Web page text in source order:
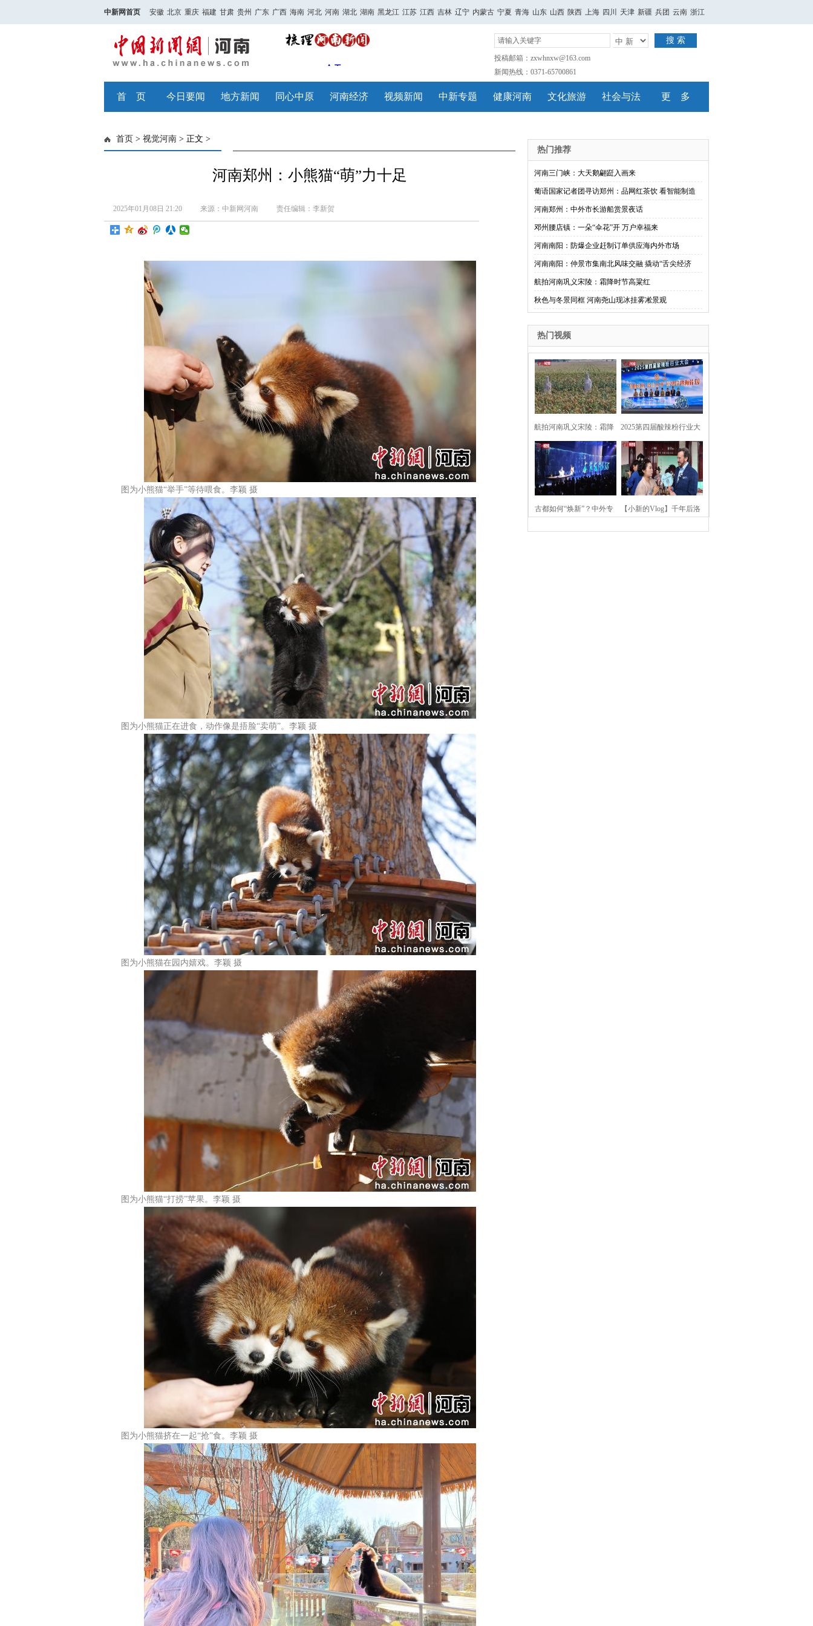
中新网首页 安徽 北京 重庆 福建 甘肃 贵州 广东 广西 海南 河北 河南 湖北 湖南 黑龙江 江苏 江西 吉林 辽宁 内蒙古 宁夏 青海 山东 山西 陕西 上海 四川 天津 新疆 兵团 云南 浙江
搜 索
投稿邮箱：zxwhnxw@163.com
新闻热线：0371-65700861
首 页 今日要闻 地方新闻 同心中原 河南经济 视频新闻 中新专题 健康河南 文化旅游 社会与法 更 多
首页 > 视觉河南 > 正文 >
河南郑州：小熊猫“萌”力十足
2025年01月08日 21:20 来源：中新网河南 责任编辑：李新贺
图为小熊猫“举手”等待喂食。李颖 摄
图为小熊猫正在进食，动作像是捂脸“卖萌”。李颖 摄
图为小熊猫在园内嬉戏。李颖 摄
图为小熊猫“打捞”苹果。李颖 摄
图为小熊猫挤在一起“抢”食。李颖 摄
热门推荐
河南三门峡：大天鹅翩跹入画来
葡语国家记者团寻访郑州：品网红茶饮 看智能制造
河南郑州：中外市长游船赏景夜话
邓州腰店镇：一朵“伞花”开 万户幸福来
河南南阳：防爆企业赶制订单供应海内外市场
河南南阳：仲景市集南北风味交融 撬动“舌尖经济
航拍河南巩义宋陵：霜降时节高粱红
秋色与冬景同框 河南尧山现冰挂雾凇景观
热门视频
航拍河南巩义宋陵：霜降
时节高粱红
2025第四届酸辣粉行业大
会在河南开封举行
古都如何“焕新”？中外专 【小新的Vlog】千年后洛